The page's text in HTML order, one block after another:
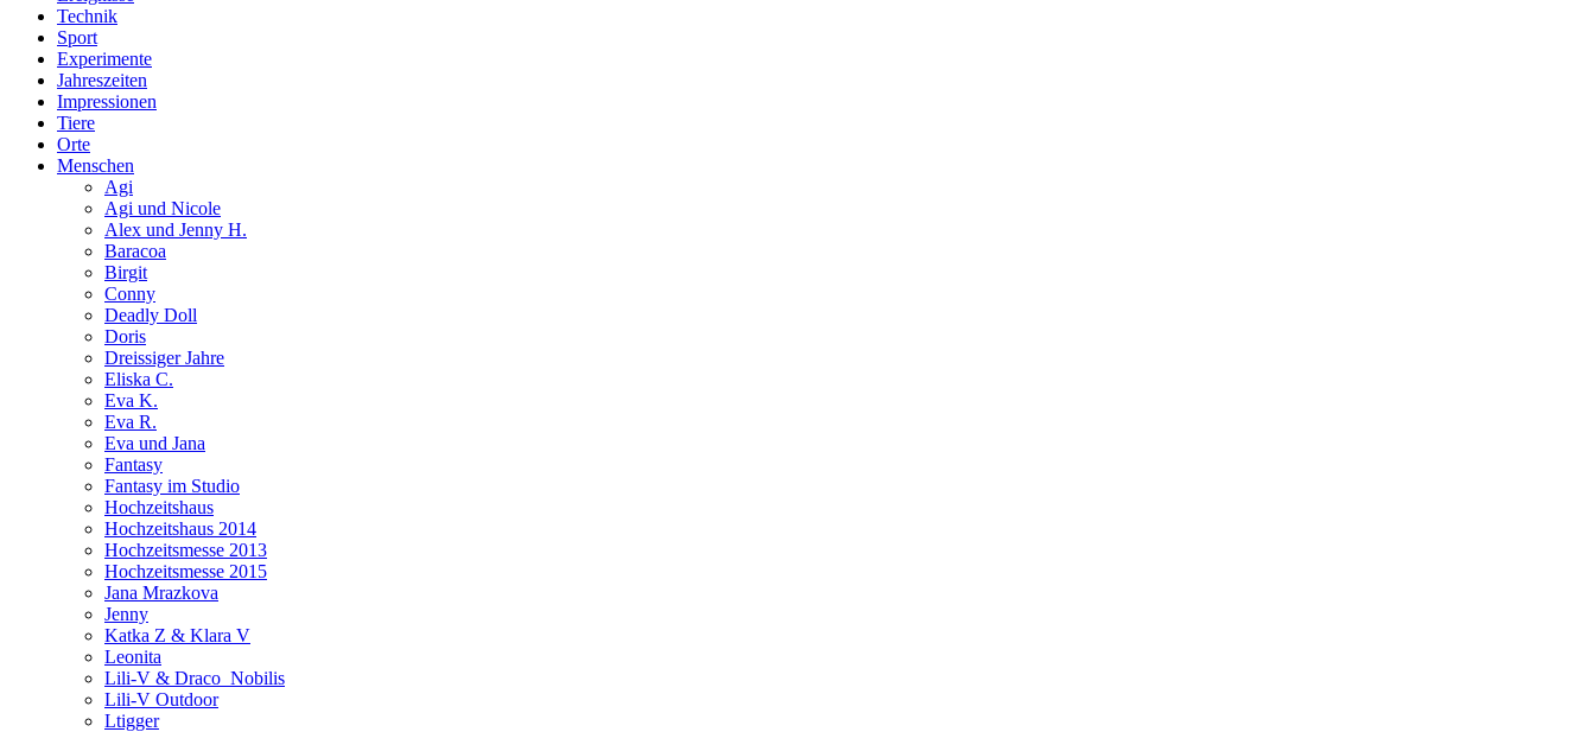
Technik
Sport
Experimente
Jahreszeiten
Impressionen
Tiere
Orte
Menschen
Agi
Agi und Nicole
Alex und Jenny H.
Baracoa
Birgit
Conny
Deadly Doll
Doris
Dreissiger Jahre
Eliska C.
Eva K.
Eva R.
Eva und Jana
Fantasy
Fantasy im Studio
Hochzeitshaus
Hochzeitshaus 2014
Hochzeitsmesse 2013
Hochzeitsmesse 2015
Jana Mrazkova
Jenny
Katka Z & Klara V
Leonita
Lili-V & Draco_Nobilis
Lili-V Outdoor
Ltigger